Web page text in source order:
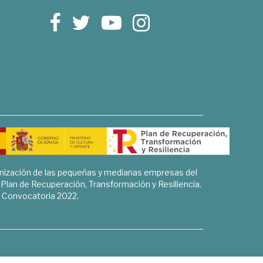
de las pequeñas y medianas empresas del
de Recuperación, Transformación y Resiliencia.
Convocatoria 2022.